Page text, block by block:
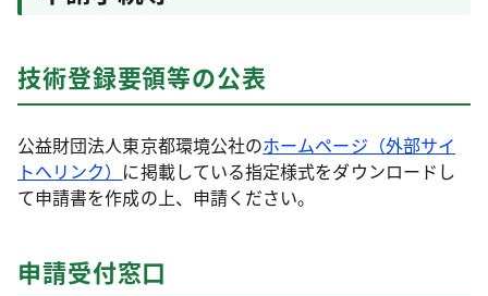
技術登録要領等の公表
公益財団法人東京都環境公社のホームページ（外部サイ
トへリンク） に掲載している指定様式をダウンロードし
て申請書を作成の上、申請ください。
申請受付窓口